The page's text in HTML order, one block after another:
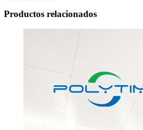
Productos relacionados